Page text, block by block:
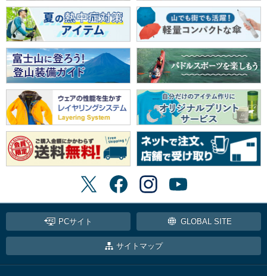
PCサイト GLOBAL SITE
サイトマップ